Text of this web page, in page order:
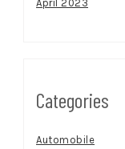
April 2023
Categories
Automobile